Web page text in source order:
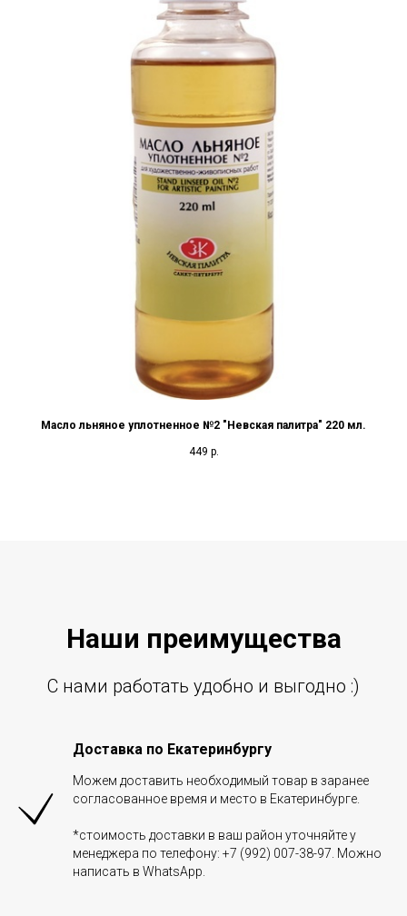
Масло льняное уплотненное №2 "Невская палитра" 220 мл.
449 р.
Наши преимущества
С нами работать удобно и выгодно :)
Доставка по Екатеринбургу
Можем доставить необходимый товар в заранее
согласованное время и место в Екатеринбурге.
*стоимость доставки в ваш район уточняйте у
менеджера по телефону: +7 (992) 007-38-97. Можно
написать в WhatsApp.